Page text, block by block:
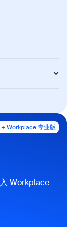
、Microsoft
+ Workplace 专业版
Workplace